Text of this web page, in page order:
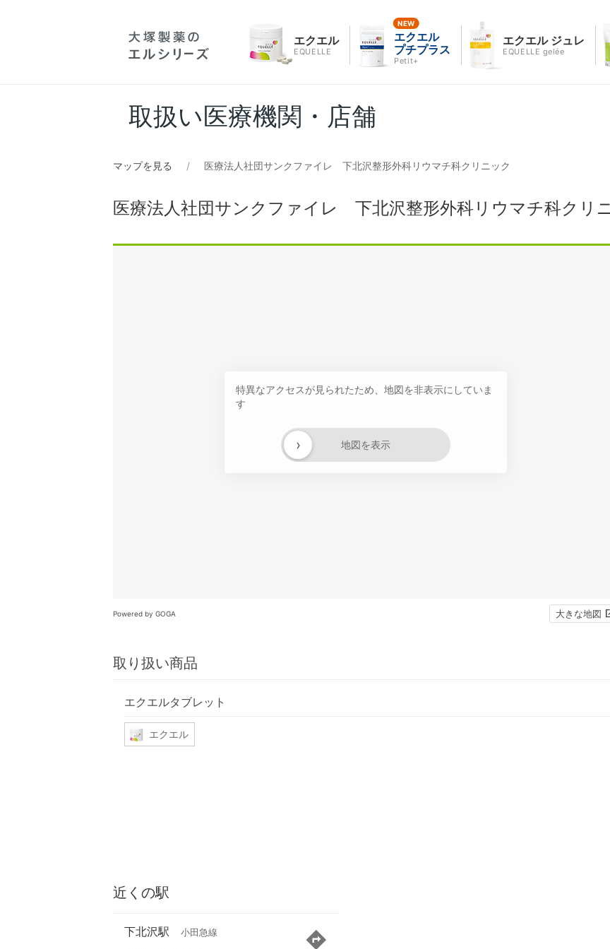
エクエル
EQUELLE
エクエル
プチプラス
Petit+
エクエル ジュレ
EQUELLE gelée
取扱い医療機関・店舗
マップを見る 医療法人社団サンクファイレ 下北沢整形外科リウマチ科クリニック
医療法人社団サンクファイレ 下北沢整形外科リウマチ科クリ
特異なアクセスが見られたため、地図を非表示にしていま
す
地図を表示
›
Powered by GOGA 大きな地図
取り扱い商品
エクエルタブレット
エクエル
近くの駅
下北沢駅 小田急線